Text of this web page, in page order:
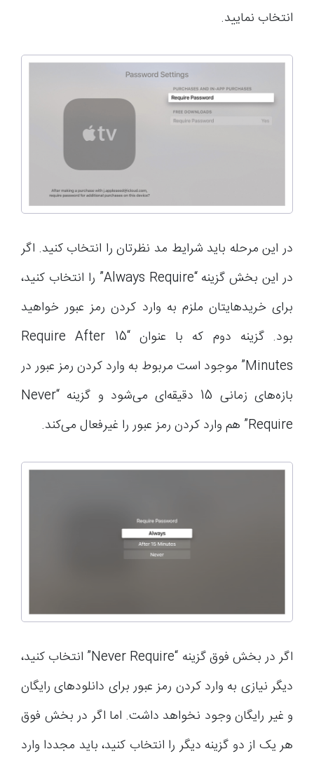
انتخاب نمایید.
در این مرحله باید شرایط مد نظرتان را انتخاب کنید. اگر
در این بخش گزینه “Always Require” را انتخاب کنید،
برای خریدهایتان ملزم به وارد کردن رمز عبور خواهید
بود. گزینه دوم که با عنوان “Require After 15
Minutes” موجود است مربوط به وارد کردن رمز عبور در
بازه‌های زمانی 15 دقیقه‌ای می‌شود و گزینه “Never
Require” هم وارد کردن رمز عبور را غیرفعال می‌کند.
اگر در بخش فوق گزینه “Never Require” انتخاب کنید،
دیگر نیازی به وارد کردن رمز عبور برای دانلودهای رایگان
و غیر رایگان وجود نخواهد داشت. اما اگر در بخش فوق
هر یک از دو گزینه دیگر را انتخاب کنید، باید مجددا وارد